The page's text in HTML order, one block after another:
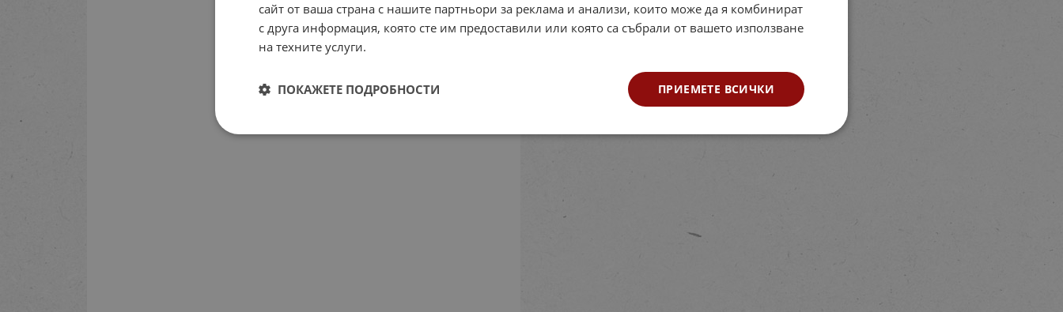
сайт от ваша страна с нашите партньори за реклама и анализи, които може да я комбинират
с друга информация, която сте им предоставили или която са събрали от вашето използване
на техните услуги.
ПРИЕМЕТЕ ВСИЧКИ
ПОКАЖЕТЕ ПОДРОБНОСТИ